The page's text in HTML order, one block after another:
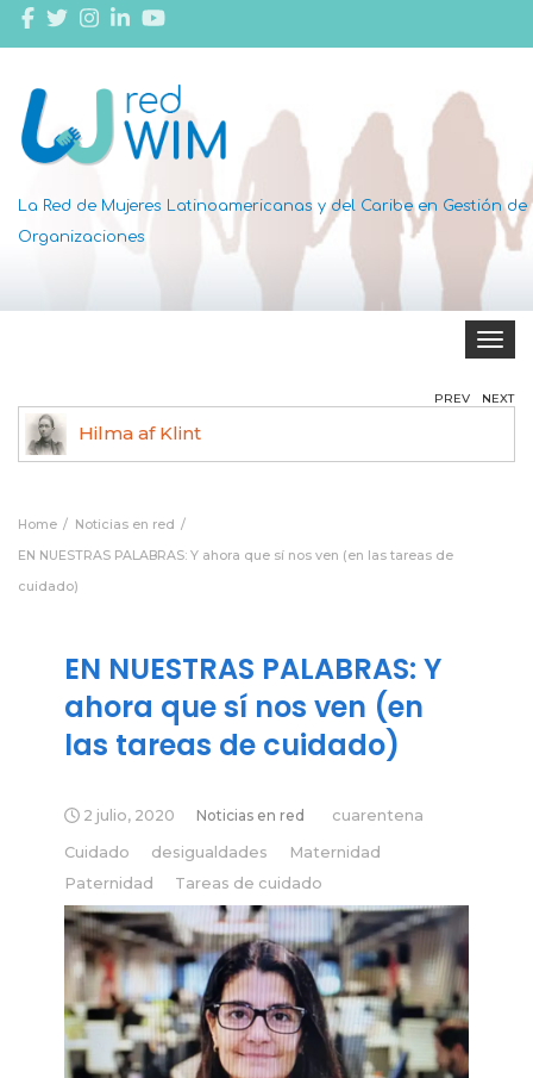
La Red de Mujeres Latinoamericanas y del Caribe en Gestión de
Organizaciones
Toggle
Hilma af Klint
PREV NEXT
Home
Noticias en red
EN NUESTRAS PALABRAS: Y ahora que sí nos ven (en las tareas de
cuidado)
EN NUESTRAS PALABRAS: Y
ahora que sí nos ven (en
las tareas de cuidado)
2 julio, 2020 Noticias en red cuarentena
Cuidado desigualdades
Maternidad
Paternidad
Tareas de cuidado